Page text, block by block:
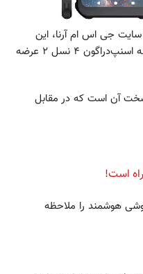
سایت جی اس ام آرنا، این
گوشی که ۳۵۰ یورو قیمت دارد با تراشه اسنپ‌دراگون ۴ نسل ۲ عرضه
آن است که در مقابل
است!
هوشمند را ملاحظه